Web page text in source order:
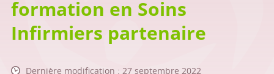
formation en Soins
Infirmiers partenaire
Dernière modification : 27 septembre 2022